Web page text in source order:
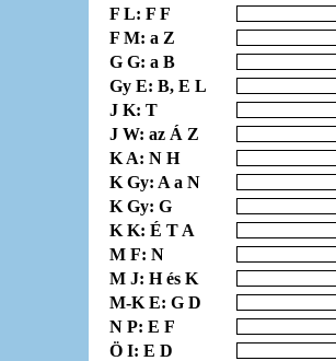
F L: F F
F M: a Z
G G: a B
Gy E: B, E L
J K: T
J W: az Á Z
K A: N H
K Gy: A a N
K Gy: G
K K: É T A
M F: N
M J: H és K
M-K E: G D
N P: E F
Ö I: E D